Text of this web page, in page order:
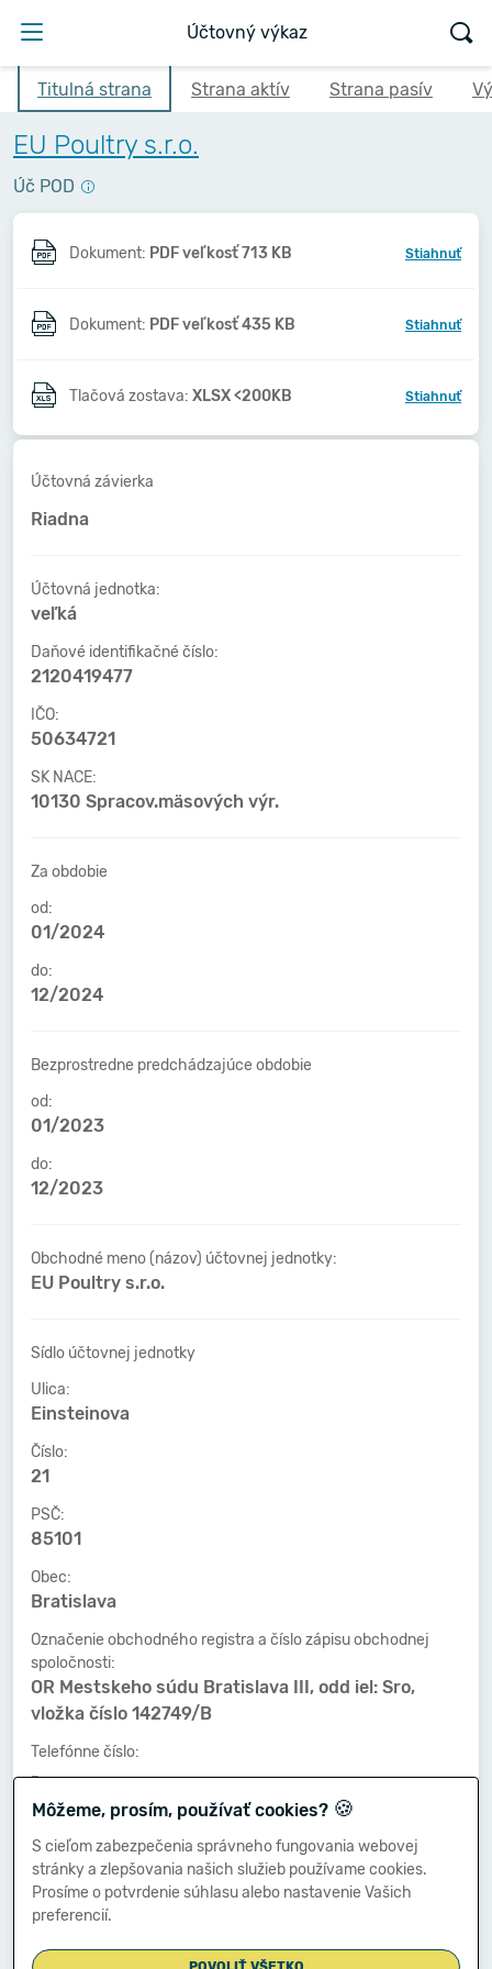
Účtovný výkaz
Titulná strana Strana aktív Strana pasív
EU Poultry s.r.o.
Úč POD
Dokument: PDF veľkosť 713 KB Stiahnuť
Dokument: PDF veľkosť 435 KB Stiahnuť
Tlačová zostava: XLSX <200KB Stiahnuť
Účtovná závierka
Riadna
Účtovná jednotka:
veľká
Daňové identifikačné číslo:
2120419477
IČO:
50634721
SK NACE:
10130 Spracov.mäsových výr.
Za obdobie
od:
01/2024
do:
12/2024
Bezprostredne predchádzajúce obdobie
od:
01/2023
do:
12/2023
Obchodné meno (názov) účtovnej jednotky:
EU Poultry s.r.o.
Sídlo účtovnej jednotky
Ulica:
Einsteinova
Číslo:
21
PSČ:
85101
Obec:
Bratislava
Označenie obchodného registra a číslo zápisu obchodnej
spoločnosti:
OR Mestskeho súdu Bratislava III, odd iel: Sro,
vložka číslo 142749/B
Telefónne číslo:
-
Faxové číslo:
-
E-mailová adresa:
-
Môžeme, prosím, používať cookies? 🍪
S cieľom zabezpečenia správneho fungovania webovej
stránky a zlepšovania našich služieb používame cookies.
Prosíme o potvrdenie súhlasu alebo nastavenie Vašich
preferencií.